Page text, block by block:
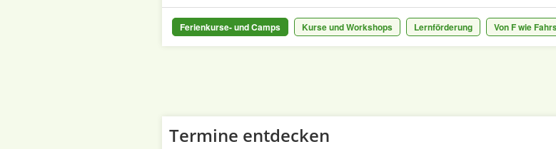
Ferienkurse- und Camps Kurse und Workshops Lernförderung Von F wie
Termine entdecken